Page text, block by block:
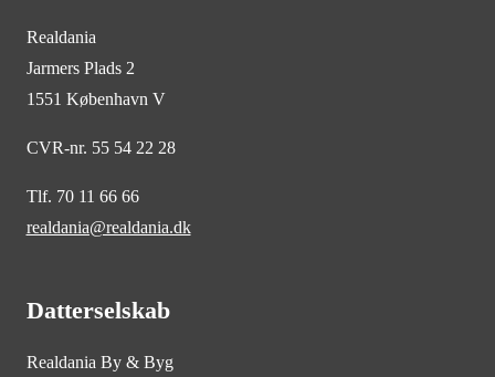
Realdania
Jarmers Plads 2
1551 København V
CVR-nr. 55 54 22 28
Tlf. 70 11 66 66
realdania@realdania.dk
Datterselskab
Realdania By & Byg